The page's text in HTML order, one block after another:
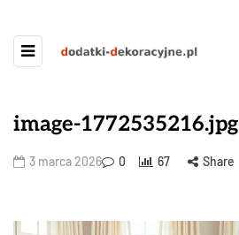
image-1772535216.jpg
3 marca 2026 0 67 Share